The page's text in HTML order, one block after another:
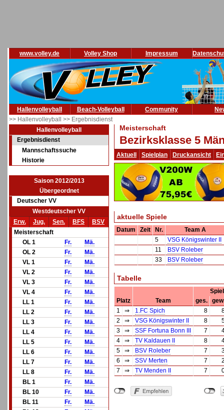
www.volley.de Volley Shop Impressum
Hallenvolleyball Beach-Volleyball Community
>> Hallenvolleyball >> Ergebnisdienst
Hallenvolleyball
Ergebnisdienst
Mannschaftssuche
Historie
Saison 2012/2013
Übergeordnet
Deutscher VV
Westdeutscher VV
Erw.
Jug. Sen. BFS
BSV
Meisterschaft
OL 1
Fr.
Mä.
OL 2
Fr.
Mä.
VL 1
Fr.
Mä.
VL 2
Fr.
Mä.
VL 3
Fr.
Mä.
VL 4
Fr.
Mä.
LL 1
Fr.
Mä.
LL 2
Fr.
Mä.
LL 3
Fr.
Mä.
LL 4
Fr.
Mä.
LL 5
Fr.
Mä.
LL 6
Fr.
Mä.
LL 7
Fr.
Mä.
LL 8
Fr.
Mä.
BL 1
Fr.
Mä.
BL 10
Fr.
Mä.
BL 11
Fr.
Mä.
Meisterschaft
Bezirksklasse 5
Aktuell Spielplan Druckansicht
aktuelle Spiele
Datum Zeit Nr.
Team A
5
VSG Königswinter II
11
BSV Roleber
33
BSV Roleber
Tabelle
Platz
Team ges.
1
⇒ 1.FC Spich 8
2
⇒ VSG Königswinter II 8
3
⇒ SSF Fortuna Bonn III 7
4
⇒ TV Kaldauen II 8
5
⇒ BSV Roleber 7
6
⇒ SSV Merten 7
7
⇒ TV Menden II 7